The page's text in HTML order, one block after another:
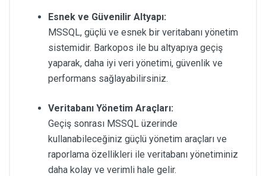
Esnek ve Güvenilir Altyapı:
MSSQL, güçlü ve esnek bir veritabanı yönetim
sistemidir. Barkopos ile bu altyapıya geçiş
yaparak, daha iyi veri yönetimi, güvenlik ve
performans sağlayabilirsiniz.
Veritabanı Yönetim Araçları:
Geçiş sonrası MSSQL üzerinde
kullanabileceğiniz güçlü yönetim araçları ve
raporlama özellikleri ile veritabanı yönetiminiz
daha kolay ve verimli hale gelir.